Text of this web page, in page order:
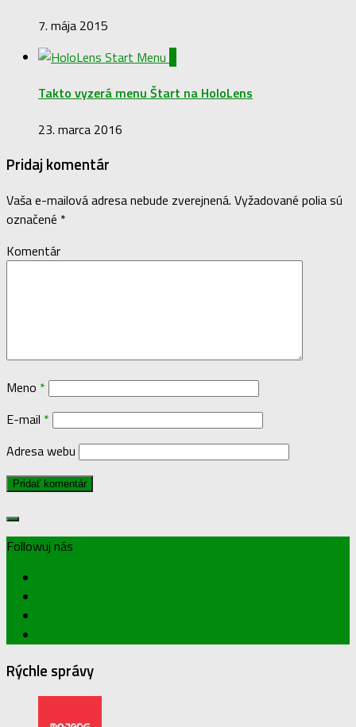
7. mája 2015
Takto vyzerá menu Štart na HoloLens
23. marca 2016
Pridaj komentár
Vaša e-mailová adresa nebude zverejnená. Vyžadované polia sú
označené *
Komentár
Meno *
E-mail *
Adresa webu
Followuj nás
Rýchle správy